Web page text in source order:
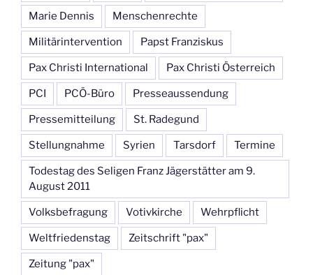
Marie Dennis Menschenrechte
Militärintervention Papst Franziskus
Pax Christi International Pax Christi Österreich
PCI PCÖ-Büro Presseaussendung
Pressemitteilung St. Radegund
Stellungnahme Syrien Tarsdorf Termine
Todestag des Seligen Franz Jägerstätter am 9.
August 2011
Volksbefragung Votivkirche Wehrpflicht
Weltfriedenstag Zeitschrift "pax"
Zeitung "pax"